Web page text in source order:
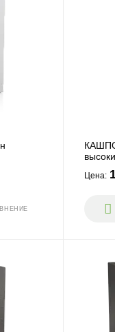
КАШПО
Цена: